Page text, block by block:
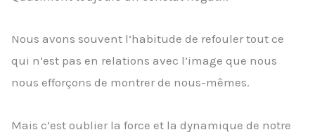
Nous avons souvent l’habitude de refouler tout ce
qui n’est pas en relations avec l’image que nous
nous efforçons de montrer de nous-mêmes.
Mais c’est oublier la force et la dynamique de notre